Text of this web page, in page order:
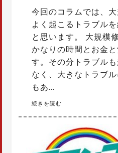
今回のコラムでは、
よく起こるトラブル
と思います。 大規模
かなりの時間とお金
す。その分トラブル
なく、大きなトラブ
もあ…
続きを読む